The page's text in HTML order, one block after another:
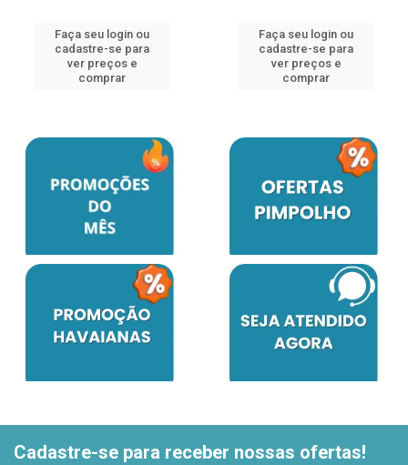
Faça seu login ou
cadastre-se para
ver preços e
comprar
Faça seu login ou
cadastre-se para
ver preços e
comprar
Cadastre-se para receber nossas ofertas!